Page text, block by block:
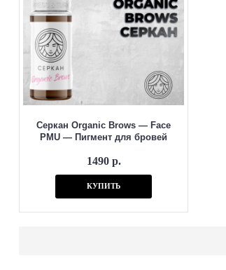
Серкан Organic Brows — Face
PMU — Пигмент для бровей
1490 р.
КУПИТЬ